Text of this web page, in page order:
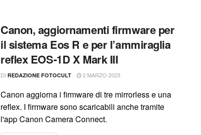
Canon, aggiornamenti firmware per
il sistema Eos R e per l’ammiraglia
reflex EOS-1D X Mark III
DI REDAZIONE FOTOCULT 2 MARZO 2023
Canon aggiorna i firmware di tre mirrorless e una
reflex. I firmware sono scaricabili anche tramite
l'app Canon Camera Connect.